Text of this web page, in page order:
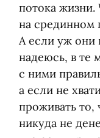
потока
на срединном
А если уж они
надеюсь, в те
с ними
а если не
проживать то,
никуда не